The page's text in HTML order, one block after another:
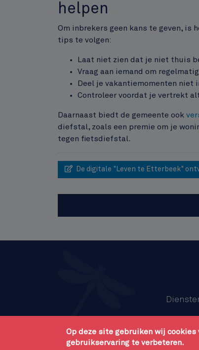
helpen
Om inbrekers geen kans te geven, is
tips te volgen:
Laat niet zien dat je niet thuis
Vraag aan iemand om
Deel je vakantiemomenten niet
Controleer voordat je vertrekt
Daarnaast biedt de gemeente ook
diefstal, zoals een premie om je
tegen fietsdiefstal.
De digitale "Leven te Etterbeek"
Pied
de
page
Gemeentebestuur
Op deze site gebruiken wij
gebruikservaring te verbeteren.